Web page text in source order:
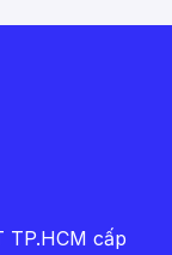
TP.HCM cấp